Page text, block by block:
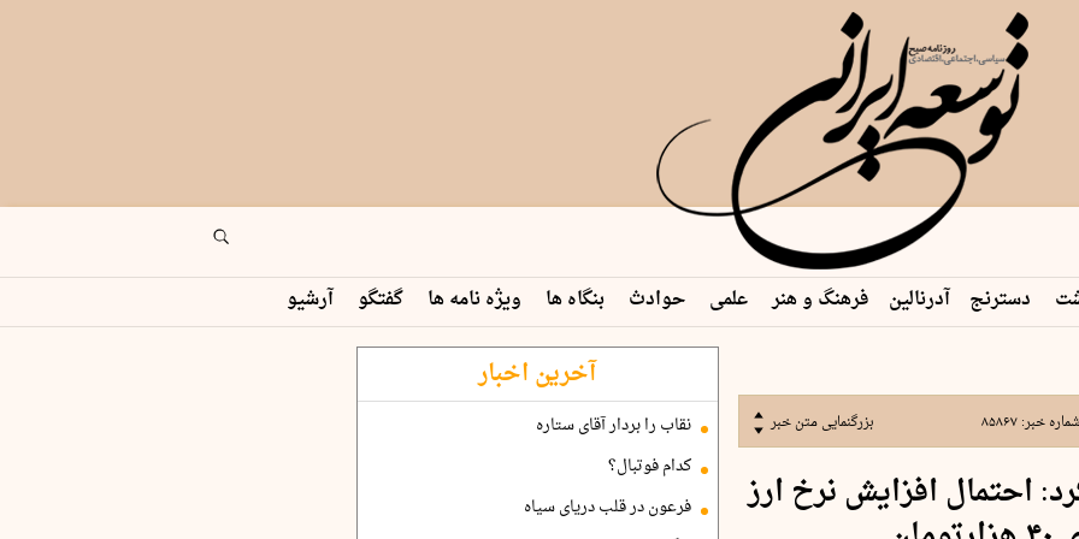
دسترنج آدرنالین فرهنگ و هنر علمی حوادث بنگاه ها ویژه نامه ها گفتگو آرشیو
شماره خبر:۸۵۸۶۷ بزرگنمایی متن خبر
احتمال افزایش نرخ ارز
آخرین اخبار
نقاب را بردار آقای ستاره
کدام فوتبال؟
فرعون در قلب دریای سیاه